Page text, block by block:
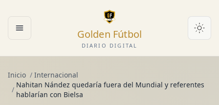
Abrir menú Golden Fútbol
DIARIO DIGITAL
Inicio / Internacional
/
Nahitan Nández quedaría fuera del Mundial y referentes
hablarían con Bielsa